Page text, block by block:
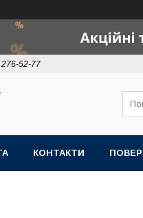
52-77
КОНТАКТИ